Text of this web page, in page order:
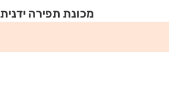
מכונת תפירה ידנית(3)